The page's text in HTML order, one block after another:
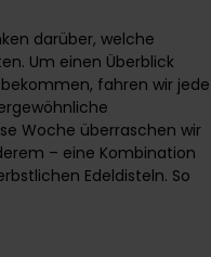
darüber, welche
Um einen Überblick
fahren wir jede
Woche überraschen wir
– eine Kombination
Edeldisteln. So